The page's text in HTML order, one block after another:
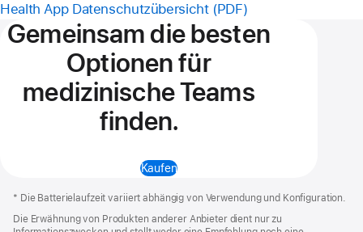
Health App Datenschutzübersicht (PDF)
Gemeinsam die besten
Optionen für
medizinische Teams
finden.
Kaufen
* Die Batterielaufzeit variiert abhängig von Verwendung und Konfiguration.
Die Erwähnung von Produkten anderer Anbieter dient nur zu